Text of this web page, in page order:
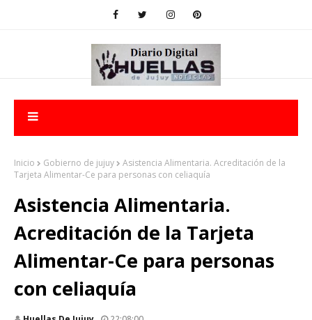
Inicio Gobierno de jujuy
Asistencia Alimentaria. Acreditación de la
Tarjeta Alimentar-Ce para personas con celiaquía
Asistencia Alimentaria.
Acreditación de la Tarjeta
Alimentar-Ce para personas
con celiaquía